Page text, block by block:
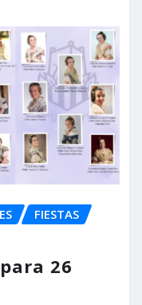
FIESTAS
26